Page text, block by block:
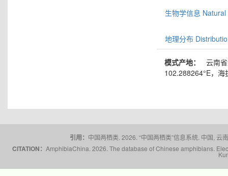
生物学信息
地理分布
模式产地：
云南
102.288264°E，海
引用： 中国两栖类. 2026. “中国两栖类”信息系统. 中国,
CITATION： AmphibiaChina. 2026. The database of Chinese amphibians.